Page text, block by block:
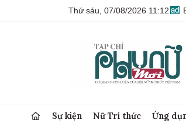
Thứ sáu, 07/08/2026 11:12
Sự kiện Nữ Trí thức Ứng